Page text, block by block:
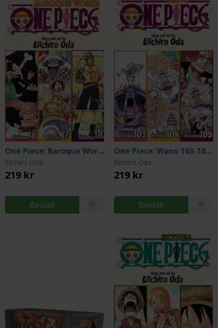
One Piece: Baroque Works 16-17-18
Eiichiro Oda
219 kr
Beställ
One Piece: Wano 103-104-105
Eiichiro Oda
219 kr
Beställ